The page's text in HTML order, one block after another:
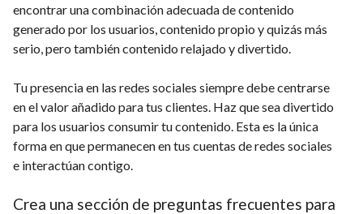
encontrar una combinación adecuada de contenido
generado por los usuarios, contenido propio y quizás más
serio, pero también contenido relajado y divertido.
Tu presencia en las redes sociales siempre debe centrarse
en el valor añadido para tus clientes. Haz que sea divertido
para los usuarios consumir tu contenido. Esta es la única
forma en que permanecen en tus cuentas de redes sociales
e interactúan contigo.
Crea una sección de preguntas frecuentes para